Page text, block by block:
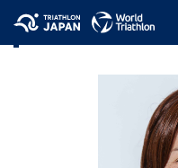
選手情報